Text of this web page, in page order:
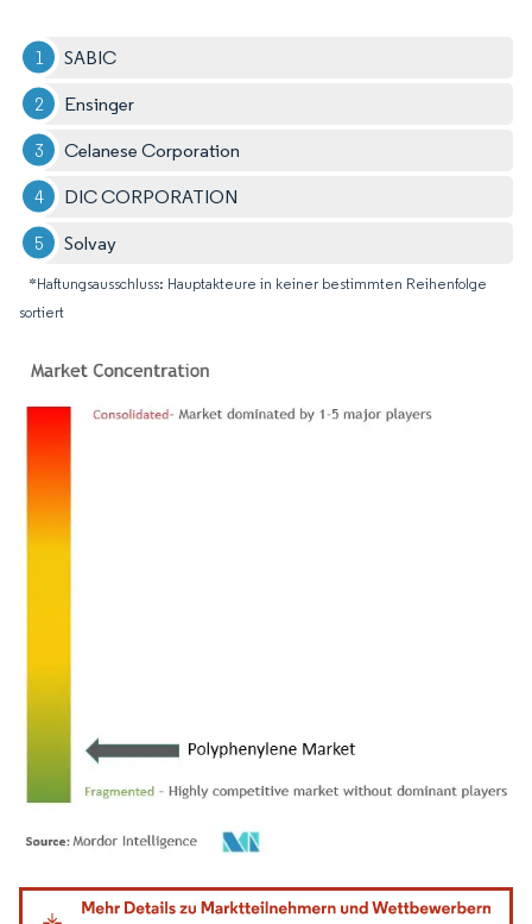
SABIC
Ensinger
Celanese Corporation
DIC CORPORATION
Solvay
*Haftungsausschluss: Hauptakteure in keiner bestimmten Reihenfolge
sortiert
Bild © Mordor Intelligence. Wiederverwendung erfordert Namensnennung gemäß